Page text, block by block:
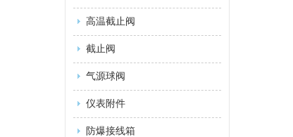
高温截止阀
截止阀
气源球阀
仪表附件
防爆接线箱